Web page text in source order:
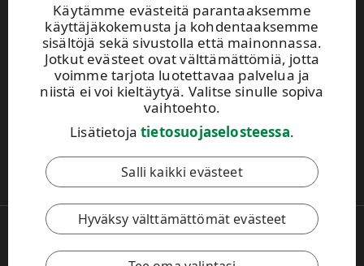
Käytämme evästeitä parantaaksemme
käyttäjäkokemusta ja kohdentaaksemme
sisältöjä sekä sivustolla että mainonnassa.
Jotkut evästeet ovat välttämättömiä, jotta
voimme tarjota luotettavaa palvelua ja
niistä ei voi kieltäytyä. Valitse sinulle sopiva
vaihtoehto.
Lisätietojatietosuojaselosteessa.
Salli kaikki evästeet
Hyväksy välttämättömät evästeet
UPM:n Toimintaohje
Suomenkielisen WISA-uutiskirjeemme tilaamalla pysyt ajan
tasalla muun muassa tapahtumista sekä tuoreimmista
Tilaa WISA-uutiskirje tästä!
Tämä sivusto on suojattu reCAPTCHA-palvelun avulla.
Tietosuoja
käyttöehdot .
Copyright © 2026 UPM
UPM Global